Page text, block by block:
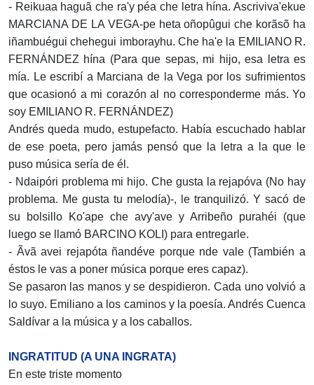
- Reikuaa haguã che ra'y péa che letra hína. Ascriviva'ekue
MARCIANA DE LA VEGA-pe heta oñopûgui che korãsõ ha
iñambuégui chehegui imborayhu. Che ha'e la EMILIANO R.
FERNÁNDEZ hína (Para que sepas, mi hijo, esa letra es
mía. Le escribí a Marciana de la Vega por los sufrimientos
que ocasionó a mi corazón al no corresponderme más. Yo
soy EMILIANO R. FERNÁNDEZ)
Andrés queda mudo, estupefacto. Había escuchado hablar
de ese poeta, pero jamás pensó que la letra a la que le
puso música sería de él.
- Ndaipóri problema mi hijo. Che gusta la rejapóva (No hay
problema. Me gusta tu melodía)-, le tranquilizó. Y sacó de
su bolsillo Ko'ape che avy'ave y Arribeño purahéi (que
luego se llamó BARCINO KOLI) para entregarle.
- Ãvã avei rejapóta ñandéve porque nde vale (También a
éstos le vas a poner música porque eres capaz).
Se pasaron las manos y se despidieron. Cada uno volvió a
lo suyo. Emiliano a los caminos y la poesía. Andrés Cuenca
Saldívar a la música y a los caballos.
INGRATITUD (A UNA INGRATA)
En este triste momento